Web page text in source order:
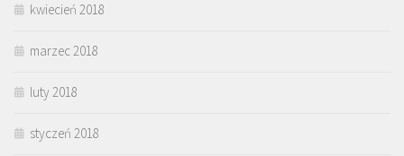
kwiecień 2018
marzec 2018
luty 2018
styczeń 2018